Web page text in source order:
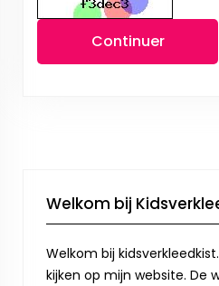
Continuer
Welkom bij
Welkom bij
kijken op mijn website. De